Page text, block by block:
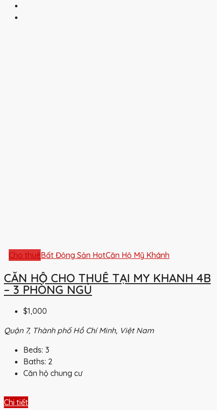
Cho thuêBất Động Sản HotCăn Hộ Mỹ Khánh
CĂN HỘ CHO THUÊ TẠI MY KHANH 4B
– 3 PHÒNG NGỦ
$1,000
Quận 7, Thành phố Hồ Chí Minh, Việt Nam
Beds: 3
Baths: 2
Căn hộ chung cư
Chi tiết